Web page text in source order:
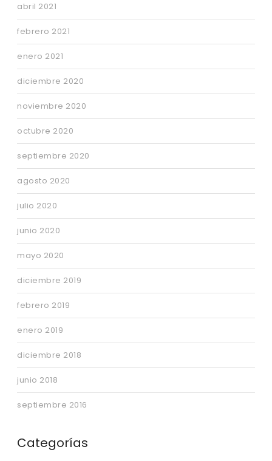
abril 2021
febrero 2021
enero 2021
diciembre 2020
noviembre 2020
octubre 2020
septiembre 2020
agosto 2020
julio 2020
junio 2020
mayo 2020
diciembre 2019
febrero 2019
enero 2019
diciembre 2018
junio 2018
septiembre 2016
Categorías